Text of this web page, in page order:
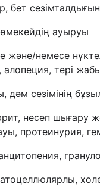
бет
ауыруы
және/немесе
тері
дәм сезімінің
несеп шығару
протеинурия,